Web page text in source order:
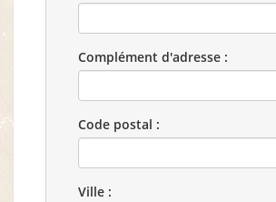
Complément d'adresse :
Code postal :
Ville :